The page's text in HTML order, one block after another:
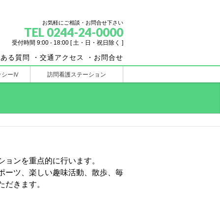
お気軽にご相談・お問合せ下さい
TEL 0244-24-0000
受付時間 9:00 - 18:00 [ 土・日・祝日除く ]
る質問 ・交通アクセス ・お問合せ
シーⅣ 訪問看護ステーション
ンを重点的に行います。
ーツ、楽しい趣味活動、散歩、毎
きます。